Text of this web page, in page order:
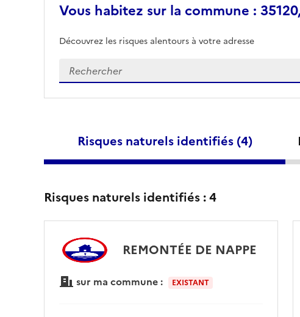
Vous habitez sur la commune :
Découvrez les risques alentours à votre adresse
Veuillez renseigner votre adresse exacte
Risques naturels identifiés (4)
Risques naturels identifiés :4
REMONTÉE DE NAPPE
sur ma commune : EXISTANT